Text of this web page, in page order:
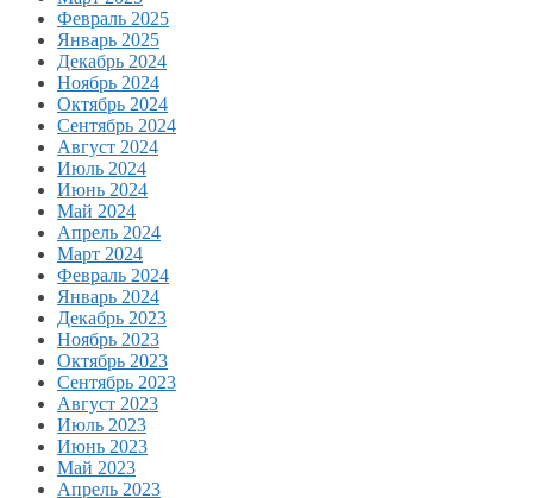
Февраль 2025
Январь 2025
Декабрь 2024
Ноябрь 2024
Октябрь 2024
Сентябрь 2024
Август 2024
Июль 2024
Июнь 2024
Май 2024
Апрель 2024
Март 2024
Февраль 2024
Январь 2024
Декабрь 2023
Ноябрь 2023
Октябрь 2023
Сентябрь 2023
Август 2023
Июль 2023
Июнь 2023
Май 2023
Апрель 2023